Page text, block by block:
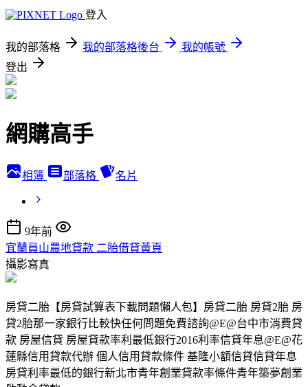
登入
我的部落格 我的部落格後台
我的帳號
登出
網購高手
相簿 部落格 名片
9年前
宜蘭員山農地貸款 二胎借貸黃頁
攝影寫真
房貸二胎【房貸試算表下載問題懶人包】房貸二胎 房貸2胎 房
貸2胎那一家銀行比較快任何問題免費諮詢@E@台中市消費貸
款 房屋信貸 房屋貸款率利最低銀行2016利率信貸年息@E@花
蓮縣信用貸款代辦 個人信用貸款條件 基隆小額信貸信貸年息
房貸利率最低的銀行新北市青年創業貸款率條件青年築夢創業